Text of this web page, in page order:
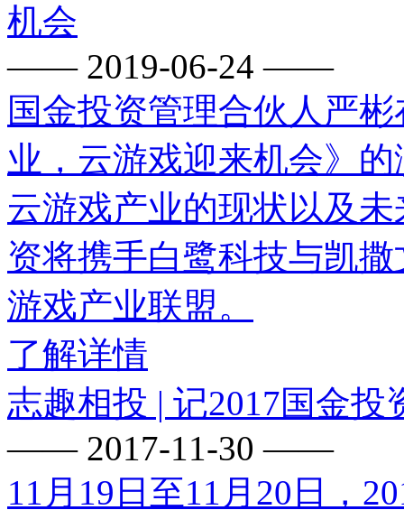
机会
—— 2019-06-24 ——
国金投资管理合伙人严
业，云游戏迎来机会》
云游戏产业的现状以及
资将携手白鹭科技与凯
游戏产业联盟。
了解详情
志趣相投 | 记2017国金投
—— 2017-11-30 ——
11月19日至11月20日，